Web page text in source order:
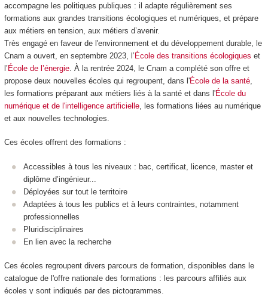
accompagne les politiques publiques : il adapte régulièrement ses
formations aux grandes transitions écologiques et numériques, et prépare
aux métiers en tension, aux métiers d’avenir.
Très engagé en faveur de l'environnement et du développement durable, le
Cnam a ouvert, en septembre 2023, l’ École des transitions écologiques et
l’ École de l’énergie. À la rentrée 2024, le Cnam a complété son offre et
propose deux nouvelles écoles qui regroupent, dans l'École de la santé,
les formations préparant aux métiers liés à la santé et dans l'École du
numérique et de l'intelligence artificielle, les formations liées au numérique
et aux nouvelles technologies.
Ces écoles offrent des formations :
Accessibles à tous les niveaux : bac, certificat, licence, master et
diplôme d’ingénieur...
Déployées sur tout le territoire
Adaptées à tous les publics et à leurs contraintes, notamment
professionnelles
Pluridisciplinaires
En lien avec la recherche
Ces écoles regroupent divers parcours de formation, disponibles dans le
catalogue de l'offre nationale des formations : les parcours affiliés aux
écoles y sont indiqués par des pictogrammes.